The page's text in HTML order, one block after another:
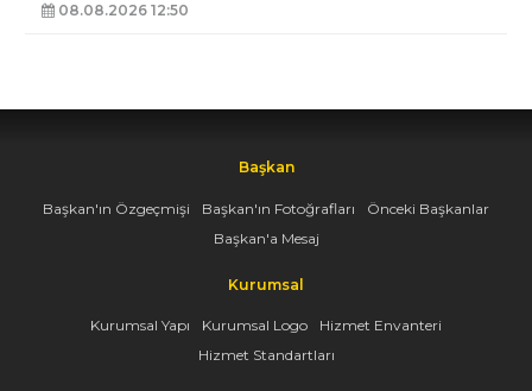
08.08.2026 12:50
Başkan
Başkan'ın Özgeçmişi Başkan'ın Fotoğrafları
Önceki Başkanlar
Başkan'a Mesaj
Kurumsal
Kurumsal Yapı Kurumsal Logo
Hizmet Envanteri
Hizmet Standartları